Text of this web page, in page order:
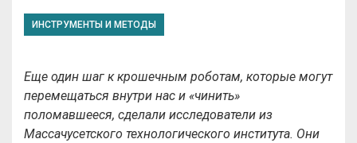
ИНСТРУМЕНТЫ И МЕТОДЫ
Еще один шаг к крошечным роботам, которые могут
перемещаться внутри нас и «чинить»
поломавшееся, сделали исследователи из
Массачусетского технологического института. Они